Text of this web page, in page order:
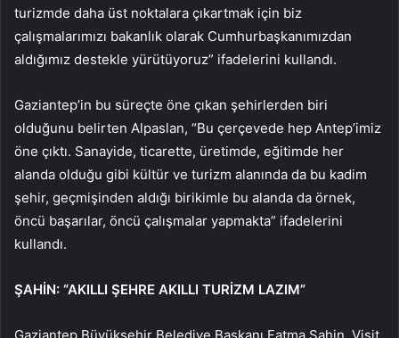
turizmde daha üst noktalara çıkartmak için biz
çalışmalarımızı bakanlık olarak Cumhurbaşkanımızdan
aldığımız destekle yürütüyoruz” ifadelerini kullandı.
Gaziantep’in bu süreçte öne çıkan şehirlerden biri
olduğunu belirten Alpaslan, “Bu çerçevede hep Antep’imiz
öne çıktı. Sanayide, ticarette, üretimde, eğitimde her
alanda olduğu gibi kültür ve turizm alanında da bu kadim
şehir, geçmişinden aldığı birikimle bu alanda da örnek,
öncü başarılar, öncü çalışmalar yapmakta” ifadelerini
kullandı.
ŞAHİN: “AKILLI ŞEHRE AKILLI TURİZM LAZIM”